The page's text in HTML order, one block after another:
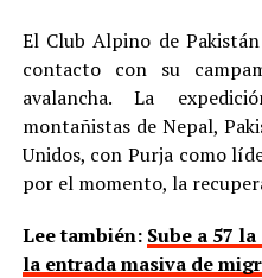
El Club Alpino de
contacto con su
avalancha. La
montañistas de Nepal,
Unidos, con Purja como
por el momento, la
Lee también: Sube a 57
la entrada masiva de